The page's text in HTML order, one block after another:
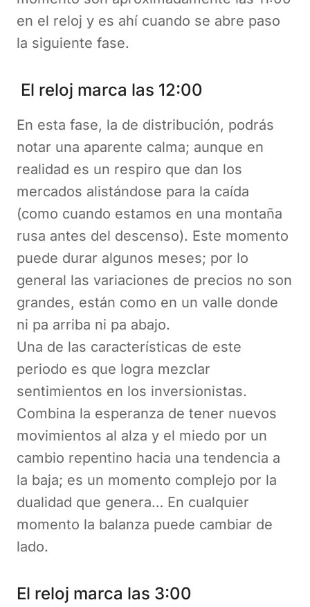
en el reloj y es ahí cuando se abre paso
la siguiente fase.
El reloj marca las 12:00
En esta fase, la de distribución, podrás
notar una aparente calma; aunque en
realidad es un respiro que dan los
mercados alistándose para la caída
(como cuando estamos en una montaña
rusa antes del descenso). Este momento
puede durar algunos meses; por lo
general las variaciones de precios no son
grandes, están como en un valle donde
ni pa arriba ni pa abajo.
Una de las características de este
periodo es que logra mezclar
sentimientos en los inversionistas.
Combina la esperanza de tener nuevos
movimientos al alza y el miedo por un
cambio repentino hacia una tendencia a
la baja; es un momento complejo por la
dualidad que genera… En cualquier
momento la balanza puede cambiar de
lado.
El reloj marca las 3:00